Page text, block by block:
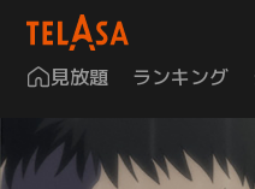
見放題 ランキング